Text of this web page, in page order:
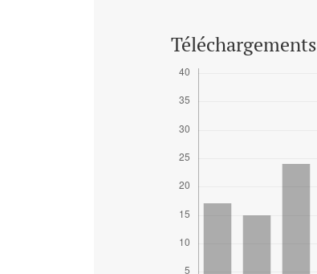
Téléchargements